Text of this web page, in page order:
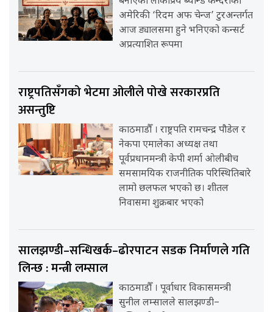
अमेरिकी ‘रिदम अफ चेन्ज’ टुरअन्तर्गत
आज ड्यालसमा हुने भनिएको कन्सर्ट
अप्रत्याशित रूपमा
राष्ट्रपतिसँगको भेटमा ओलीले पोखे सरकारप्रति
असन्तुष्टि
काठमाडौँ । राष्ट्रपति रामचन्द्र पौडेल र
नेकपा एमालेका अध्यक्ष तथा
पूर्वप्रधानमन्त्री केपी शर्मा ओलीबीच
समसामयिक राजनीतिक परिस्थितिबारे
लामो छलफल भएको छ। शीतल
निवासमा शुक्रबार भएको
सालझण्डी–सन्धिखर्क–ढोरपाटन सडक निर्माणले गति
लिन्छ : मन्त्री लम्साल
काठमाडौँ । पूर्वाधार विकासमन्त्री
सुनील लम्सालले सालझण्डी–